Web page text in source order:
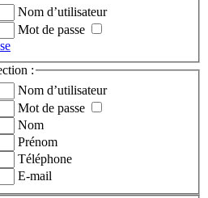
Nom d’utilisateur
Mot de passe
:
Nom d’utilisateur
Mot de passe
Nom
Prénom
Téléphone
E-mail